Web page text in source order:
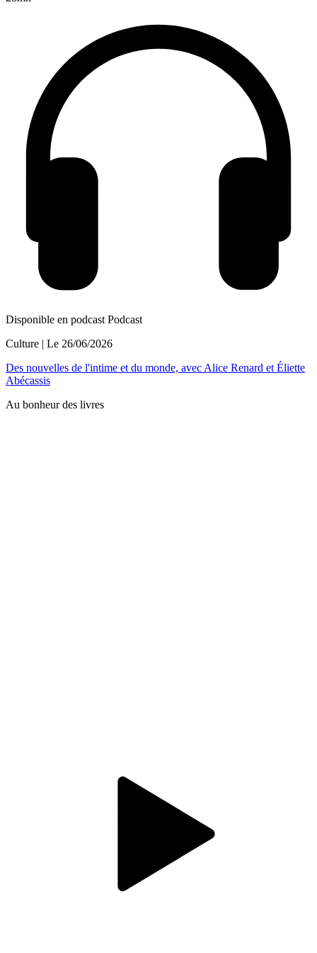
Disponible en podcast Podcast
Culture | Le 26/06/2026
Des nouvelles de l'intime et du monde, avec Alice Renard et Éliette
Abécassis
Au bonheur des livres